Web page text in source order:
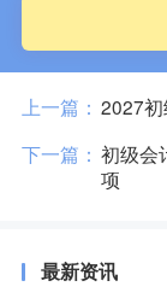
上一篇： 2027
下一篇： 初级会
项
最新资讯